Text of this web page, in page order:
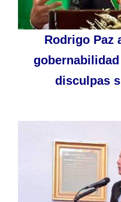
Rodrigo Paz
disculpas